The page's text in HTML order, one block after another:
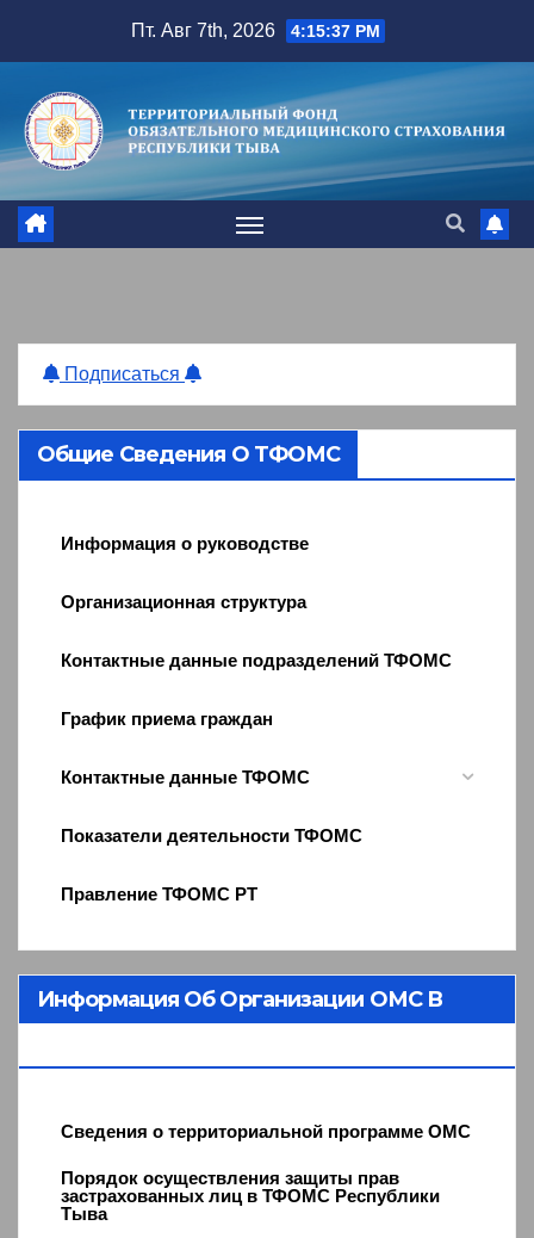
содержимому
Пт. Авг 7th, 2026 4:15:38 PM
Подписаться
Общие Сведения О ТФОМС
Информация о руководстве
Организационная структура
Контактные данные подразделений ТФОМС
График приема граждан
Контактные данные ТФОМС
Показатели деятельности ТФОМС
Правление ТФОМС РТ
Информация Об Организации ОМС В
Сведения о территориальной программе ОМС
Порядок осуществления защиты прав
застрахованных лиц в ТФОМС Республики
Тыва